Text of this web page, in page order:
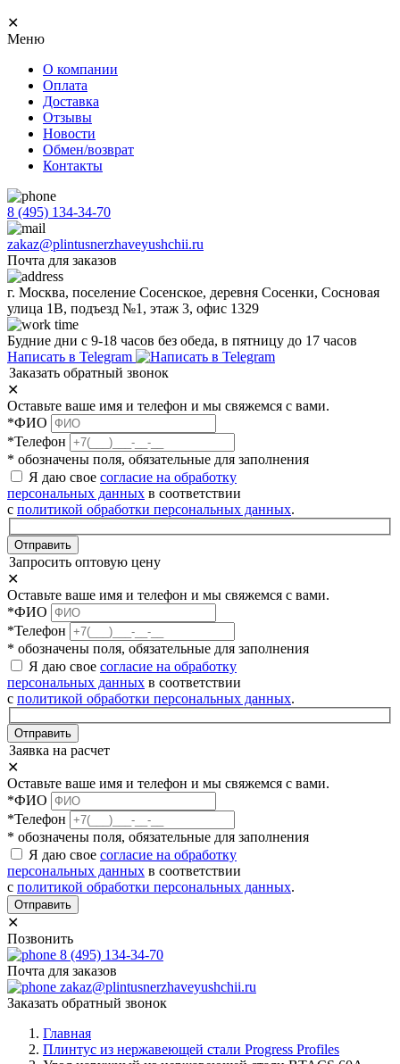
✕
Меню
О компании
Оплата
Доставка
Отзывы
Новости
Обмен/возврат
Контакты
8 (495) 134-34-70
zakaz@plintusnerzhaveyushchii.ru
Почта для заказов
г. Москва, поселение Сосенское, деревня Сосенки, Сосновая
улица 1В, подъезд №1, этаж 3, офис 1329
Будние дни с 9-18 часов без обеда, в пятницу до 17 часов
Написать в Telegram
Заказать обратный звонок
✕
Оставьте ваше имя и телефон и мы свяжемся с вами.
*ФИО
*Телефон
* обозначены поля, обязательные для заполнения
Я даю свое согласие на обработку
персональных данных в соответствии
с политикой обработки персональных данных.
Отправить
Запросить оптовую цену
✕
Оставьте ваше имя и телефон и мы свяжемся с вами.
*ФИО
*Телефон
* обозначены поля, обязательные для заполнения
Я даю свое согласие на обработку
персональных данных в соответствии
с политикой обработки персональных данных.
Отправить
Заявка на расчет
✕
Оставьте ваше имя и телефон и мы свяжемся с вами.
*ФИО
*Телефон
* обозначены поля, обязательные для заполнения
Я даю свое согласие на обработку
персональных данных в соответствии
с политикой обработки персональных данных.
Отправить
✕
Позвонить
8 (495) 134-34-70
Почта для заказов
zakaz@plintusnerzhaveyushchii.ru
Заказать обратный звонок
Главная
Плинтус из нержавеющей стали Progress Profiles